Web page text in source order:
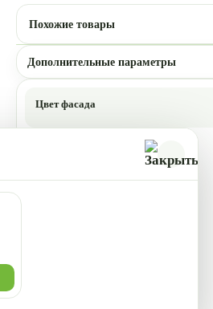
Похожие товары
Дополнительные параметры
Цвет фасада